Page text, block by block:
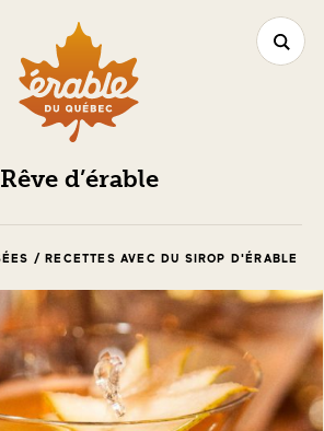
Rêve d’érable
/ RECETTES AVEC DU SIROP D'ÉRABLE